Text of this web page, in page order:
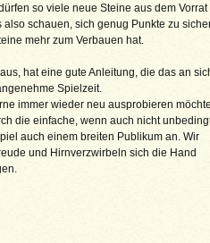
so viele neue Steine aus dem Vorrat
schauen, sich genug Punkte zu
mehr zum Verbauen hat.
hat eine gute Anleitung, die das an
Spielzeit.
immer wieder neu ausprobieren
die einfache, wenn auch nicht
auch einem breiten Publikum an. Wir
und Hirnverzwirbeln sich die Hand